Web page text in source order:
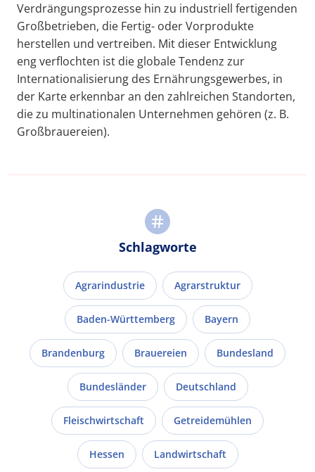
Verdrängungsprozesse hin zu industriell fertigenden
Großbetrieben, die Fertig- oder Vorprodukte
herstellen und vertreiben. Mit dieser Entwicklung
eng verflochten ist die globale Tendenz zur
Internationalisierung des Ernährungsgewerbes, in
der Karte erkennbar an den zahlreichen Standorten,
die zu multinationalen Unternehmen gehören (z. B.
Großbrauereien).
Schlagworte
Agrarindustrie Agrarstruktur
Baden-Württemberg Bayern
Brandenburg Brauereien Bundesland
Bundesländer Deutschland
Fleischwirtschaft Getreidemühlen
Hessen Landwirtschaft